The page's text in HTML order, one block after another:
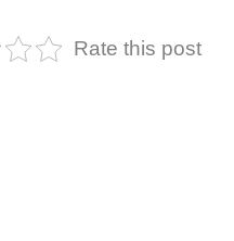
Rate this post